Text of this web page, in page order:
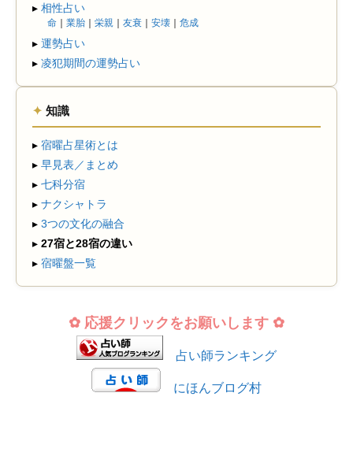
▸ 相性占い
命 ｜業胎 ｜栄親 ｜友衰 ｜安壊 ｜危成
▸ 運勢占い
▸ 凌犯期間の運勢占い
✦ 知識
▸ 宿曜占星術とは
▸ 早見表／まとめ
▸ 七科分宿
▸ ナクシャトラ
▸ 3つの文化の融合
▸ 27宿と28宿の違い
▸ 宿曜盤一覧
✿ 応援クリックをお願いします ✿
占い師ランキング
にほんブログ村